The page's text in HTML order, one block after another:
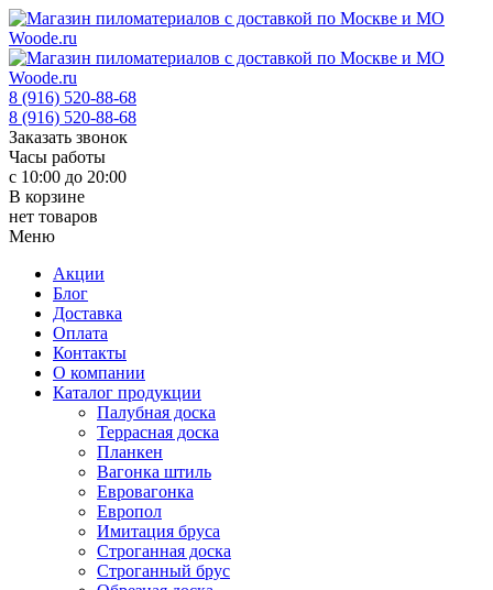
8 (916) 520-88-68
8 (916) 520-88-68
Заказать звонок
Часы работы
с 10:00 до 20:00
В корзине
нет товаров
Меню
Акции
Блог
Доставка
Оплата
Контакты
О компании
Каталог продукции
Палубная доска
Террасная доска
Планкен
Вагонка штиль
Евровагонка
Европол
Имитация бруса
Строганная доска
Строганный брус